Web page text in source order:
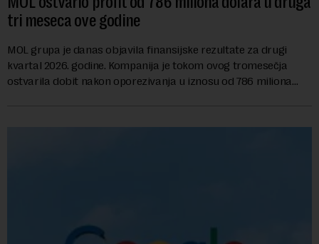
tri meseca ove godine
MOL grupa je danas objavila finansijske rezultate za drugi
kvartal 2026. godine. Kompanija je tokom ovog tromesečja
ostvarila dobit nakon oporezivanja u iznosu od 786 miliona